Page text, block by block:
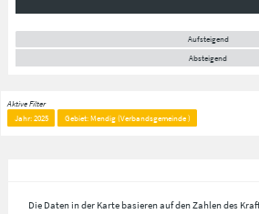
Aufsteigend
Absteigend
Aktive Filter
Jahr: 2025
Gebiet: Mendig (Verbandsgemeinde )
Die Daten in der Karte basieren auf den Zahlen des